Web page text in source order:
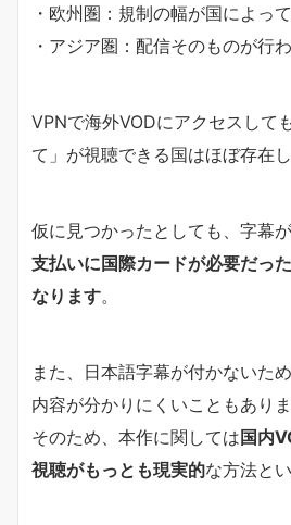
・欧州圏：規制の幅が国によっ
・アジア圏：配信そのものが行
VPNで海外VODにアクセスして
て」が視聴できる国はほぼ存在し
仮に見つかったとしても、字幕
支払いに国際カードが必要だっ
なります。
また、日本語字幕が付かないた
内容が分かりにくいこともありま
そのため、本作に関しては国内
視聴がもっとも現実的な方法と